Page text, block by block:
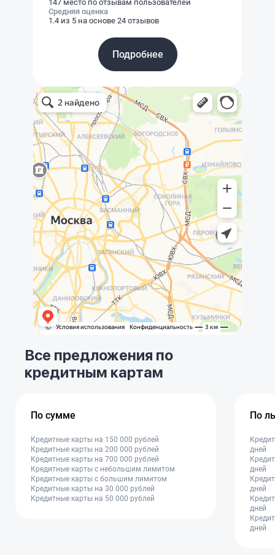
147 место по отзывам пользователей
Средняя оценка
1.4 из 5 на основе 24 отзывов
Подробнее
Все предложения по
кредитным картам
По сумме
Кредитные карты на 150 000 рублей
Кредитные карты на 200 000 рублей
Кредитные карты на 700 000 рублей
Кредитные карты с небольшим лимитом
Кредитные карты с большим лимитом
Кредитные карты на 30 000 рублей
Кредитные карты на 50 000 рублей
По
дней
дней
дней
дней
дней